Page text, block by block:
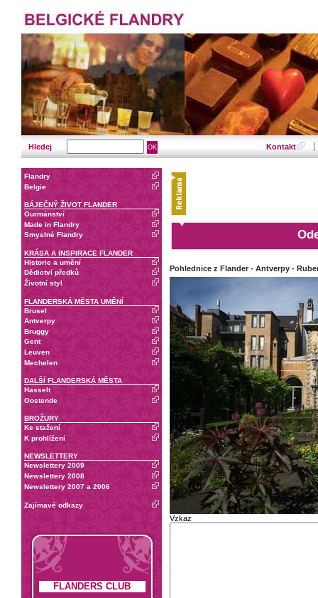
Hledej Kontakt
Flandry
Belgie
BÁJEČNÝ ŽIVOT FLANDER
Gurmánství
Made in Flandry
Smyslné Flandry
KRÁSA A INSPIRACE FLANDER
Historie a umění
Dědictví předků
Životní styl
FLANDERSKÁ MĚSTA UMĚNÍ
Brusel
Antverpy
Bruggy
Gent
Leuven
Mechelen
DALŠÍ FLANDERSKÁ MĚSTA
Hasselt
Oostende
BROŽURY
Ke stažení
K prohlížení
NEWSLETTERY
Newslettery 2009
Newslettery 2008
Newslettery 2007 a 2006
Zajímavé odkazy
FLANDERS CLUB
Pohlednice z Flander - Antverpy -
Vzkaz